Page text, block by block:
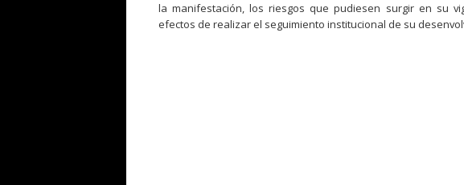
la manifestación, los riesgos que pudiesen surgir en su
efectos de realizar el seguimiento institucional de su